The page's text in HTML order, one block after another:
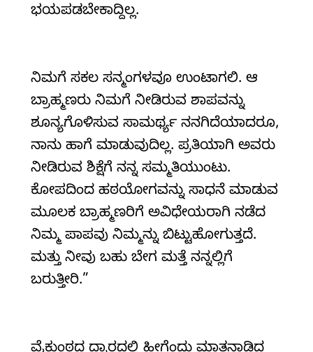
ಭಯಪಡಬೇಕಾದ್ದಿಲ್ಲ.
ನಿಮಗೆ ಸಕಲ ಸನ್ಮಂಗಳವೂ ಉಂಟಾಗಲಿ. ಆ
ಬ್ರಾಹ್ಮಣರು ನಿಮಗೆ ನೀಡಿರುವ ಶಾಪವನ್ನು
ಶೂನ್ಯಗೊಳಿಸುವ ಸಾಮರ್ಥ್ಯ ನನಗಿದೆಯಾದರೂ,
ನಾನು ಹಾಗೆ ಮಾಡುವುದಿಲ್ಲ. ಪ್ರತಿಯಾಗಿ ಅವರು
ನೀಡಿರುವ ಶಿಕ್ಷೆಗೆ ನನ್ನ ಸಮ್ಮತಿಯುಂಟು.
ಕೋಪದಿಂದ ಹಠಯೋಗವನ್ನು ಸಾಧನೆ ಮಾಡುವ
ಮೂಲಕ ಬ್ರಾಹ್ಮಣರಿಗೆ ಅವಿಧೇಯರಾಗಿ ನಡೆದ
ನಿಮ್ಮ ಪಾಪವು ನಿಮ್ಮನ್ನು ಬಿಟ್ಟುಹೋಗುತ್ತದೆ.
ಮತ್ತು ನೀವು ಬಹು ಬೇಗ ಮತ್ತೆ ನನ್ನಲ್ಲಿಗೆ
ಬರುತ್ತೀರಿ.”